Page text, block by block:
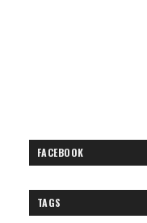
FACEBOOK
TAGS